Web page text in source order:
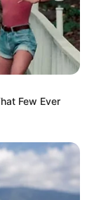
Few Ever